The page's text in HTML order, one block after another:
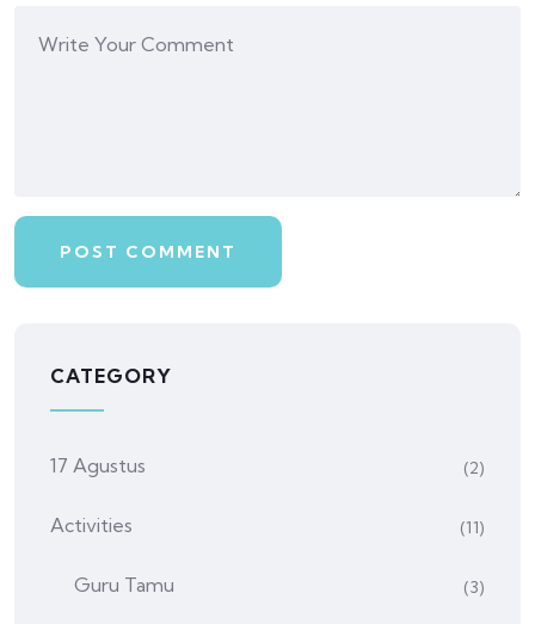
CATEGORY
17 Agustus (2)
Activities (11)
Guru Tamu (3)